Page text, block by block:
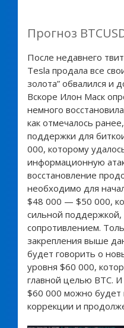
Прогноз
После недавнего
Tesla продала все
золота” обвалился и
Вскоре Илон Маск
немного
как отмечалось
поддержки для
000, которому
информационную
восстановление
необходимо для
$48 000 — $50 000,
сильной
сопротивлением.
закрепления выше
будет говорить о
уровня $60 000,
главной целью BTC.
$60 000 можно будет
коррекции и